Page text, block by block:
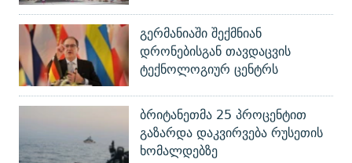
გერმანიაში შექმნიან
დრონებისგან თავდაცვის
ტექნოლოგიურ ცენტრს
ბრიტანეთმა 25 პროცენტით
გაზარდა დაკვირვება რუსეთის
ხომალდებზე